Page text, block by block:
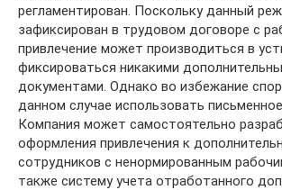
регламентирован. Поскольку данный
зафиксирован в трудовом договоре с
привлечение может производиться в
фиксироваться никакими
документами. Однако во избежание
данном случае использовать
Компания может самостоятельно
оформления привлечения к
сотрудников с ненормированным
также систему учета отработанного